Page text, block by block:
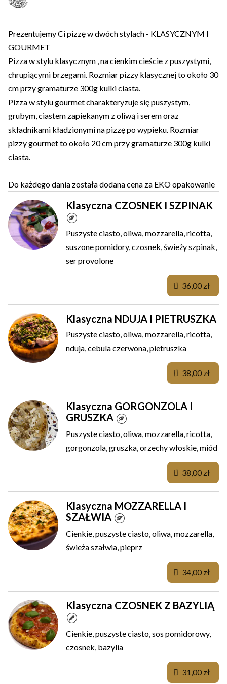
Prezentujemy Ci pizzę w dwóch stylach - KLASYCZNYM I
GOURMET
Pizza w stylu klasycznym , na cienkim cieście z puszystymi,
chrupiącymi brzegami. Rozmiar pizzy klasycznej to około 30
cm przy gramaturze 300g kulki ciasta.
Pizza w stylu gourmet charakteryzuje się puszystym,
grubym, ciastem zapiekanym z oliwą i serem oraz
składnikami kładzionymi na pizzę po wypieku. Rozmiar
pizzy gourmet to około 20 cm przy gramaturze 300g kulki
ciasta.
Do każdego dania została dodana cena za EKO opakowanie
Klasyczna CZOSNEK I SZPINAK
Puszyste ciasto, oliwa, mozzarella, ricotta,
suszone pomidory, czosnek, świeży szpinak,
ser provolone
Klasyczna NDUJA I PIETRUSZKA
Puszyste ciasto, oliwa, mozzarella, ricotta,
nduja, cebula czerwona, pietruszka
Klasyczna GORGONZOLA I
GRUSZKA
Puszyste ciasto, oliwa, mozzarella, ricotta,
gorgonzola, gruszka, orzechy włoskie, miód
Klasyczna MOZZARELLA I
SZAŁWIA
Cienkie, puszyste ciasto, oliwa, mozzarella,
świeża szałwia, pieprz
Klasyczna CZOSNEK Z BAZYLIĄ
Cienkie, puszyste ciasto, sos pomidorowy,
czosnek, bazylia